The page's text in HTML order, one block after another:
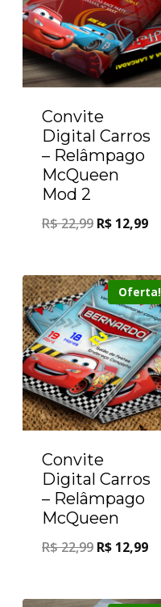
Convite
Digital Carros
– Relâmpago
McQueen
Mod 2
R$22,99 R$ 12,99
Oferta!
Convite
Digital Carros
– Relâmpago
McQueen
R$22,99 R$ 12,99